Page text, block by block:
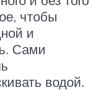
чтобы
и
Сами
водой.